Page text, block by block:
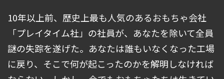
10年以上前、歴史上最も人気のあるおもちゃ会社
「プレイタイム社」の社員が、あなたを除いて全員
謎の失踪を遂げた。あなたは誰もいなくなった工場
に戻り、そこで何が起こったのかを解明しなければ